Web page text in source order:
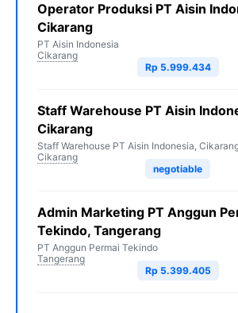
Operator Produksi PT Aisin
Cikarang
PT Aisin Indonesia
Cikarang
Rp 5.999.434
Staff Warehouse PT Aisin
Cikarang
Staff Warehouse PT Aisin Indonesia,
Cikarang
negotiable
Admin Marketing PT Anggun
Tekindo, Tangerang
PT Anggun Permai Tekindo
Tangerang
Rp 5.399.405